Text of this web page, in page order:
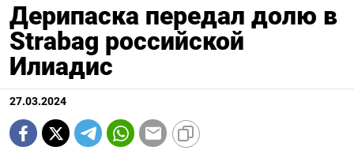
Дерипаска передал долю в
Strabag российской
Илиадис
27.03.2024